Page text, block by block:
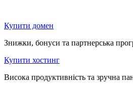
Купити домен
Знижки, бонуси та партнерська
Купити хостинг
Висока продуктивність та зручна